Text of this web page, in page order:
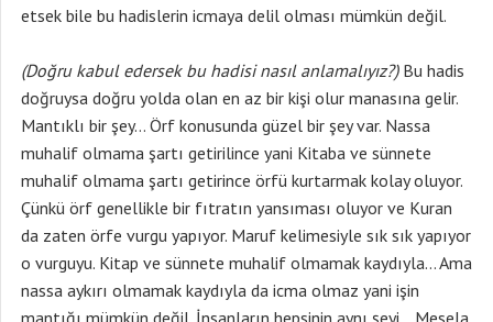
etsek bile bu hadislerin icmaya delil olması mümkün değil.
(Doğru kabul edersek bu hadisi nasıl anlamalıyız?) Bu hadis
doğruysa doğru yolda olan en az bir kişi olur manasına gelir.
Mantıklı bir şey… Örf konusunda güzel bir şey var. Nassa
muhalif olmama şartı getirilince yani Kitaba ve sünnete
muhalif olmama şartı getirince örfü kurtarmak kolay oluyor.
Çünkü örf genellikle bir fıtratın yansıması oluyor ve Kuran
da zaten örfe vurgu yapıyor. Maruf kelimesiyle sık sık yapıyor
o vurguyu. Kitap ve sünnete muhalif olmamak kaydıyla… Ama
nassa aykırı olmamak kaydıyla da icma olmaz yani işin
mantığı mümkün değil. İnsanların hepsinin aynı şeyi… Mesela